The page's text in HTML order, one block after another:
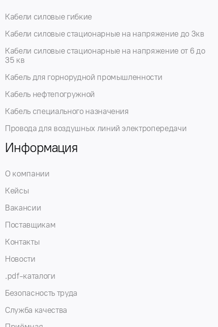
Кабели силовые гибкие
Кабели силовые стационарные на напряжение до 3кв
Кабели силовые стационарные на напряжение от 6 до
35 кв
Кабель для горнорудной промышленности
Кабель нефтепогружной
Кабель специального назначения
Провода для воздушных линий электропередачи
Информация
О компании
Кейсы
Вакансии
Поставщикам
Контакты
Новости
.pdf-каталоги
Безопасность труда
Служба качества